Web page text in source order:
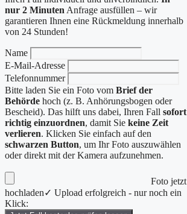
nur 2 Minuten Anfrage ausfüllen – wir
garantieren Ihnen eine Rückmeldung innerhalb
von 24 Stunden!
Name
E-Mail-Adresse
Telefonnummer
Bitte laden Sie ein Foto vom Brief der
Behörde hoch (z. B. Anhörungsbogen oder
Bescheid). Das hilft uns dabei, Ihren Fall sofort
richtig einzuordnen, damit Sie keine Zeit
verlieren. Klicken Sie einfach auf den
schwarzen Button, um Ihr Foto auszuwählen
oder direkt mit der Kamera aufzunehmen.
Foto jetzt
hochladen✓ Upload erfolgreich - nur noch ein
Klick: